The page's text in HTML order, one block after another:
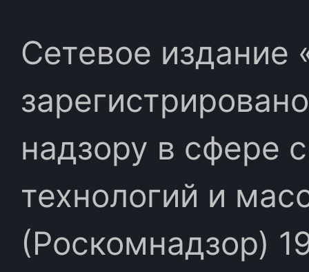
Сетевое издание
надзору в сфере
технологий и
(Роскомнадзор)